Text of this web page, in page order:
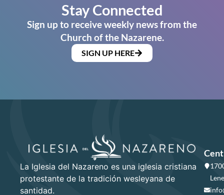
Stay Connected
Sign up to receive weekly news from the
Church of the Nazarene.
SIGN UP HERE
La Iglesia del Nazareno es una iglesia cristiana
protestante de la tradición wesleyana de
santidad.